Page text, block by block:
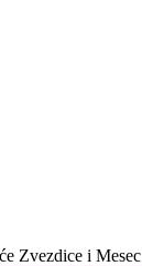
Zvezdice i Mesec